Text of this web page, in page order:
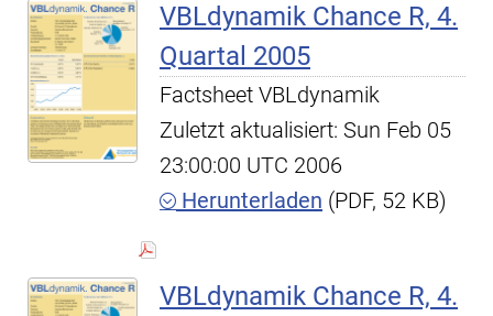
VBLdynamik Chance R, 4.
Quartal 2005
Factsheet VBLdynamik
Zuletzt aktualisiert: Sun Feb 05
23:00:00 UTC 2006
Herunterladen (PDF, 52 KB)
VBLdynamik Chance R, 4.